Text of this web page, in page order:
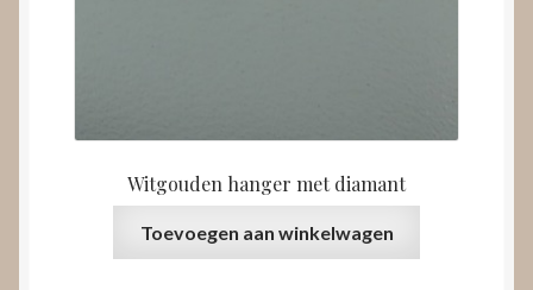
Witgouden hanger met diamant
Toevoegen aan winkelwagen